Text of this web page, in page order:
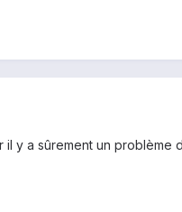
a sûrement un problème